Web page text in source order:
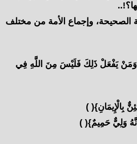
الصحيحة، وإجماع الأمة من مختلف
وَمَنْ يَفْعَلْ ذَلِكَ فَلَيْسَ مِنَ اللَّهِ فِي
بِالْإِيمَانِ}( )
وَلِيٌّ حَمِيمٌ}( )